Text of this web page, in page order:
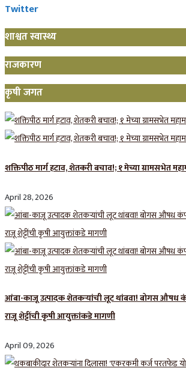
Twitter
शाश्वत स्वास्थ्य
राजकारण
कृषी जगत
शक्तिपीठ मार्ग हटाव, शेतकरी बचाव!; १ मेच्या ग्रामसभेत
April 28, 2026
आंबा-काजू उत्पादक शेतकऱ्यांची लूट थांबवा! बोगस औषध
राजू शेट्टींची कृषी आयुक्तांकडे मागणी
April 09, 2026